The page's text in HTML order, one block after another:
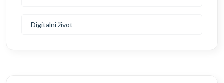
Digitalni život